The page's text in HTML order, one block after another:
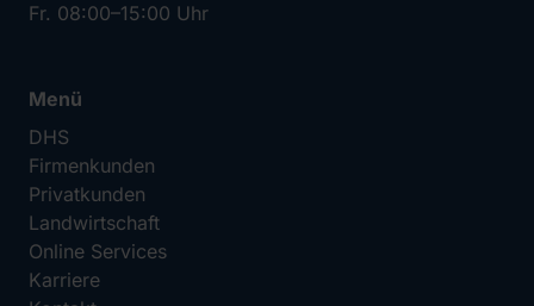
Fr. 08:00–15:00 Uhr
Menü
DHS
Firmenkunden
Privatkunden
Landwirtschaft
Online Services
Karriere